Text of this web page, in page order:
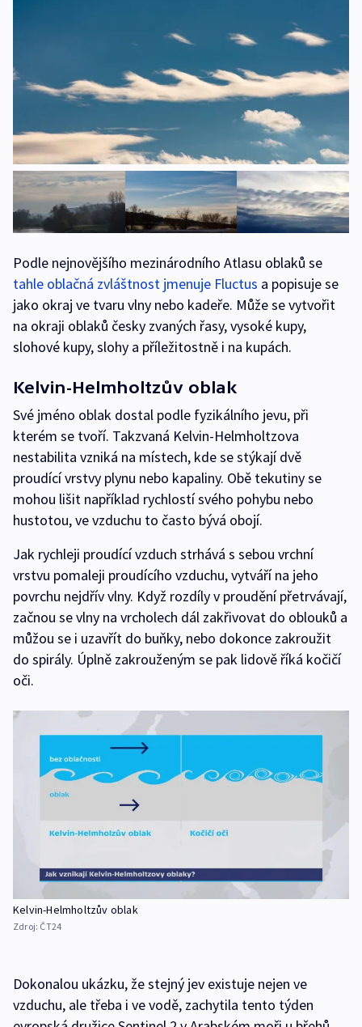
Podle nejnovějšího mezinárodního Atlasu oblaků se
tahle oblačná zvláštnost jmenuje Fluctus a popisuje se
jako okraj ve tvaru vlny nebo kadeře. Může se vytvořit
na okraji oblaků česky zvaných řasy, vysoké kupy,
slohové kupy, slohy a příležitostně i na kupách.
Kelvin-Helmholtzův oblak
Své jméno oblak dostal podle fyzikálního jevu, při
kterém se tvoří. Takzvaná Kelvin-Helmholtzova
nestabilita vzniká na místech, kde se stýkají dvě
proudící vrstvy plynu nebo kapaliny. Obě tekutiny se
mohou lišit například rychlostí svého pohybu nebo
hustotou, ve vzduchu to často bývá obojí.
Jak rychleji proudící vzduch strhává s sebou vrchní
vrstvu pomaleji proudícího vzduchu, vytváří na jeho
povrchu nejdřív vlny. Když rozdíly v proudění přetrvávají,
začnou se vlny na vrcholech dál zakřivovat do oblouků a
můžou se i uzavřít do buňky, nebo dokonce zakroužit
do spirály. Úplně zakrouženým se pak lidově říká kočičí
oči.
Kelvin-Helmholtzův oblak
Zdroj: ČT24
Dokonalou ukázku, že stejný jev existuje nejen ve
vzduchu, ale třeba i ve vodě, zachytila tento týden